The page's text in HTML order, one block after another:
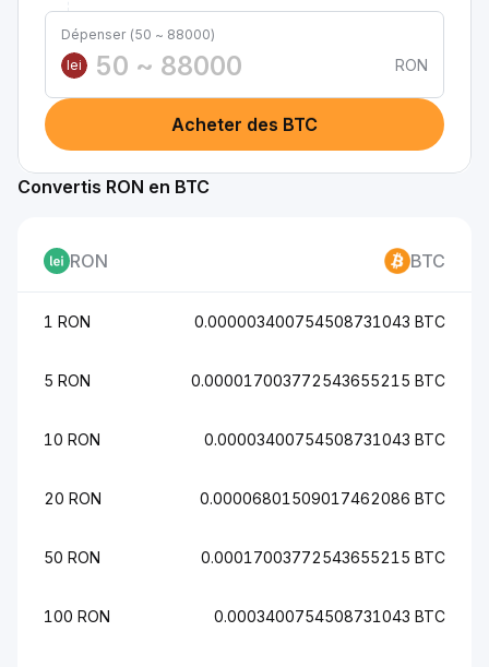
Dépenser (50 ~ 88000)
lei
RON
Acheter des BTC
Convertis RON en BTC
RON BTC
1 RON 0.000003400754508731043 BTC
5 RON 0.000017003772543655215 BTC
10 RON 0.00003400754508731043 BTC
20 RON 0.00006801509017462086 BTC
50 RON 0.00017003772543655215 BTC
100 RON 0.0003400754508731043 BTC